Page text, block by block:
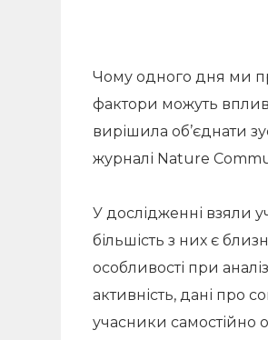
Чому одного дня ми
фактори можуть
вирішила об’єднати
журналі Nature
У дослідженні взяли
більшість з них є
особливості при
активність, дані про
учасники самостійно